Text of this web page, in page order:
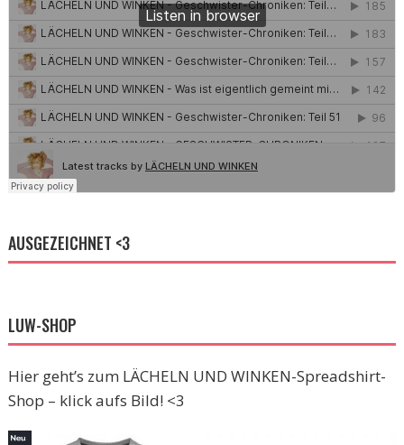
AUSGEZEICHNET <3
LUW-SHOP
Hier geht’s zum LÄCHELN UND WINKEN-Spreadshirt-
Shop – klick aufs Bild! <3